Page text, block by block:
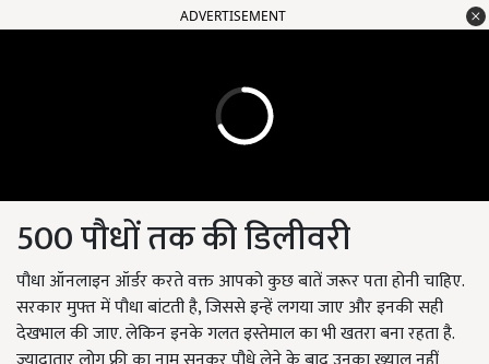
ADVERTISEMENT
500 पौधों तक की डिलीवरी
पौधा ऑनलाइन ऑर्डर करते वक्त आपको कुछ बातें जरूर पता होनी चाहिए.
सरकार मुफ्त में पौधा बांटती है, जिससे इन्हें लगया जाए और इनकी सही
देखभाल की जाए. लेकिन इनके गलत इस्तेमाल का भी खतरा बना रहता है.